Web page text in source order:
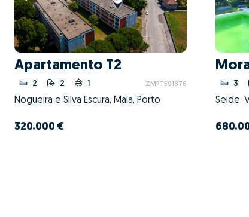
Apartamento T2
2 2 1 ZMPT591876
Nogueira e Silva Escura, Maia, Porto
320.000 €
3
Seide,